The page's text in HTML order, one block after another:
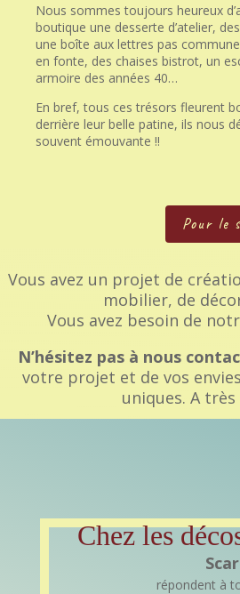
Nous sommes toujours heureux
boutique une desserte d’atelier,
une boîte aux lettres pas
en fonte, des chaises bistrot, un
armoire des années 40…
En bref, tous ces trésors fleurent
derrière leur belle patine, ils nous
souvent émouvante !!
Pour le
Vous avez un projet de
mobilier, de
Vous avez besoin de
N’hésitez pas à nous
votre projet et de vos
uniques. A très
Chez les
répondent à